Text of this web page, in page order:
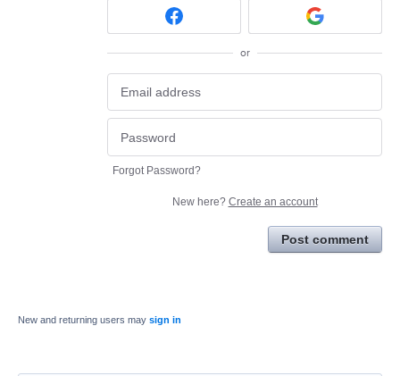
or
Forgot Password?
New here? Create an account
Post comment
New and returning users may sign in